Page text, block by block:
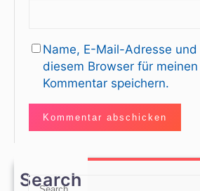
Name, E-Mail-Adresse und
diesem Browser für
Kommentar speichern.
Search
S